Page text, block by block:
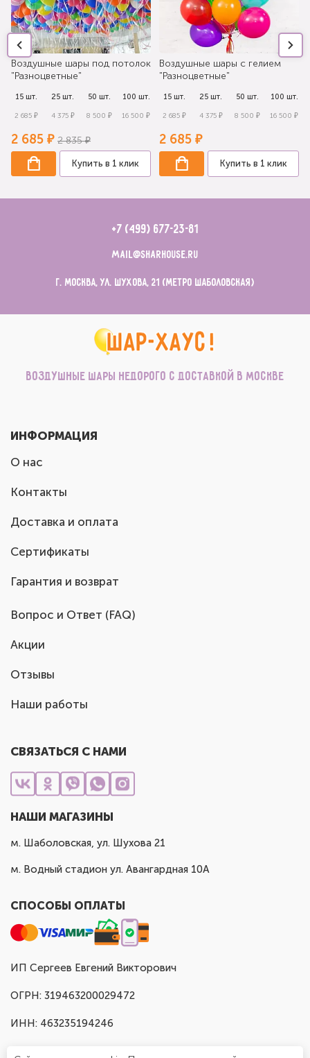
Воздушные шары под потолок
"Разноцветные"
15 шт.
2 685 ₽
25 шт.
4 375 ₽
50 шт.
8 500 ₽
100 шт.
16 500 ₽
2 685 ₽ 2 835 ₽
Купить в 1 клик
Воздушные шары с гелием
"Разноцветные"
15 шт.
2 685 ₽
25 шт.
4 375 ₽
50 шт.
8 500 ₽
100 шт.
16 500 ₽
2 685 ₽
Купить в 1 клик
+7 (499) 677-23-81
mail@sharhouse.ru
г. Москва, ул. Шухова, 21 (метро Шаболовская)
Воздушные шары недорого с доставкой в Москве
ИНФОРМАЦИЯ
О нас
Контакты
Доставка и оплата
Сертификаты
Гарантия и возврат
Вопрос и Ответ (FAQ)
Акции
Отзывы
Наши работы
СВЯЗАТЬСЯ С НАМИ
НАШИ МАГАЗИНЫ
м. Шаболовская, ул. Шухова 21
м. Водный стадион ул. Авангардная 10А
СПОСОБЫ ОПЛАТЫ
ИП Сергеев Евгений Викторович
ОГРН: 319463200029472
ИНН: 463235194246